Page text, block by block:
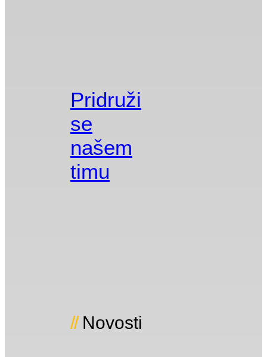
Pridruži
se
našem
timu
Novosti